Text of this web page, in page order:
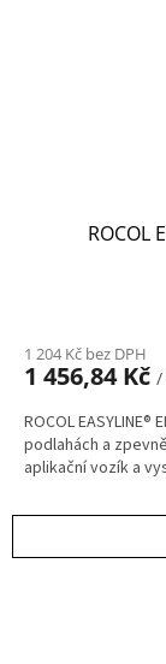
ROCOL
1 204 Kč bez DPH
1 456,84 Kč /
ROCOL
podlahách a
aplikační vozík a